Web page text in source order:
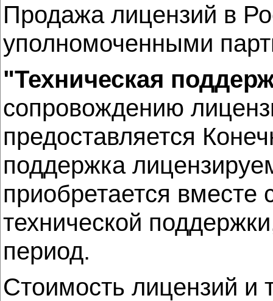
Продажа лицензий в
уполномоченными
"Техническая
сопровождению
предоставляется
поддержка
приобретается вместе
технической
период.
Стоимость лицензий и